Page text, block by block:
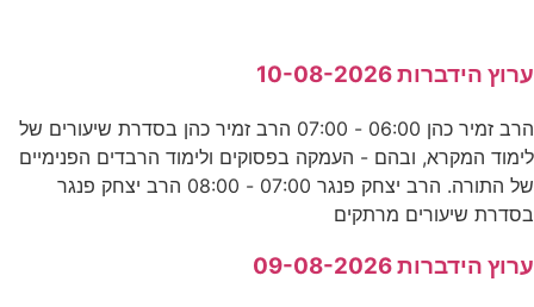
ערוץ הידברות 10-08-2026
הרב זמיר כהן 06:00 - 07:00 הרב זמיר כהן בסדרת שיעורים של
לימוד המקרא, ובהם - העמקה בפסוקים ולימוד הרבדים הפנימיים
של התורה. הרב יצחק פנגר 07:00 - 08:00 הרב יצחק פנגר
בסדרת שיעורים מרתקים
ערוץ הידברות 09-08-2026